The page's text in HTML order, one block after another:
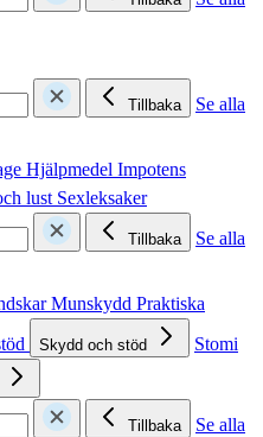
Tillbaka
Se alla
Hjälpmedel Impotens
lust Sexleksaker
Tillbaka
Se alla
Munskydd Praktiska
Skydd och stöd
Stomi
Tillbaka
Se alla